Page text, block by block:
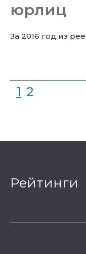
юрлиц
За 2016 год из
1 2
Рейтинги